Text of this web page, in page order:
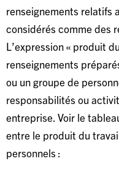
renseignements relatifs
considérés comme des
L’expression « produit
renseignements
ou un groupe de
responsabilités ou
entreprise. Voir le
entre le produit du
personnels :